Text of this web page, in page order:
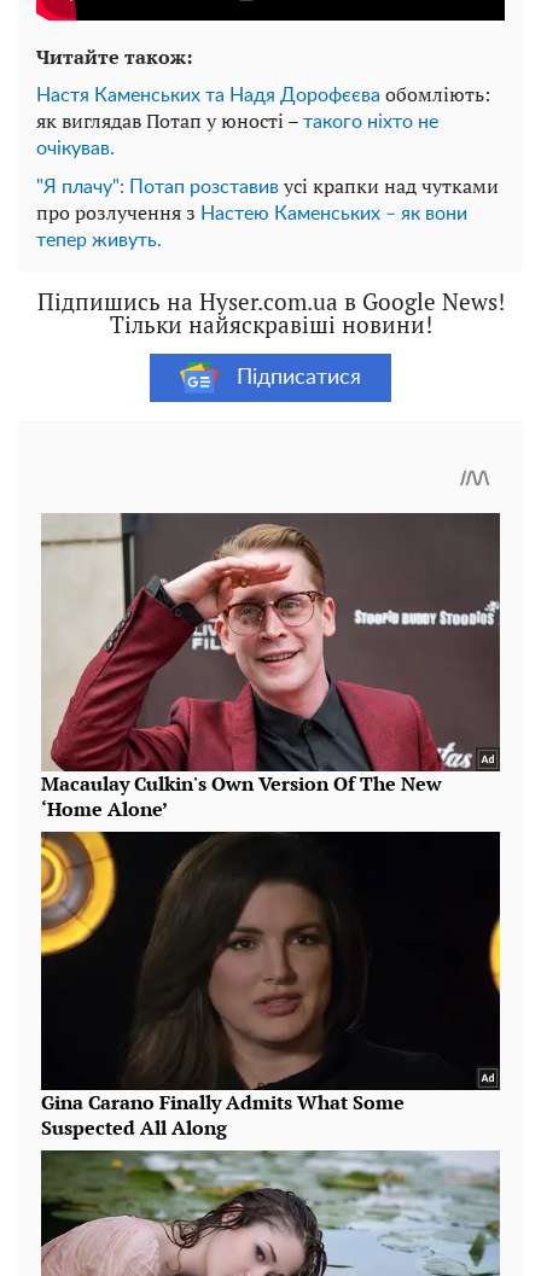
Читайте також:
Настя Каменських та Надя Дорофєєва обомліють:
як виглядав Потап у юності – такого ніхто не
очікував.
"Я плачу": Потап розставив усі крапки над чутками
про розлучення з Настею Каменських – як вони
тепер живуть.
Підпишись на Hyser.com.ua в Google News!
Тільки найяскравіші новини!
Підписатися